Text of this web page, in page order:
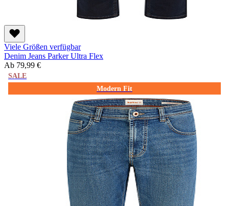
Viele Größen verfügbar
Denim Jeans Parker Ultra Flex
Ab 79,99 €
SALE
Modern Fit